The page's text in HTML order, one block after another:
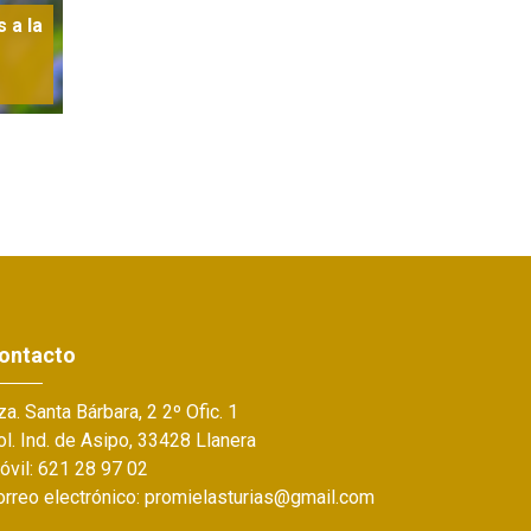
a la
Santa Bárbara, 2 2º Ofic. 1
Ind. de Asipo, 33428 Llanera
621 28 97 02
electrónico: promielasturias@gmail.com